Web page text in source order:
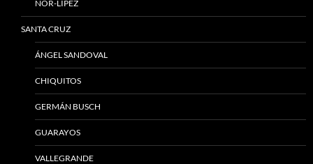
NOR-LÍPEZ
SANTA CRUZ
ÁNGEL SANDOVAL
CHIQUITOS
GERMÁN BUSCH
GUARAYOS
VALLEGRANDE